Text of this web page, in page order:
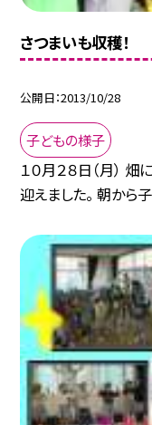
さつまいも収穫！
公開日 2013/10/28
子どもの様子
１０月２８日（月）
迎えました。 朝から